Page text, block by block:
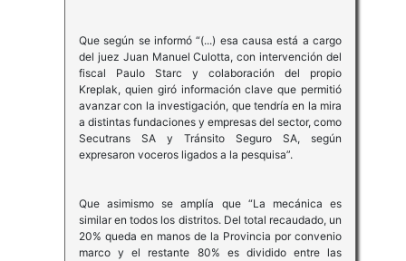
Que según se informó “(...) esa causa está a cargo
del juez Juan Manuel Culotta, con intervención del
fiscal Paulo Starc y colaboración del propio
Kreplak, quien giró información clave que permitió
avanzar con la investigación, que tendría en la mira
a distintas fundaciones y empresas del sector, como
Secutrans SA y Tránsito Seguro SA, según
expresaron voceros ligados a la pesquisa”.
Que asimismo se amplía que “La mecánica es
similar en todos los distritos. Del total recaudado, un
20% queda en manos de la Provincia por convenio
marco y el restante 80% es dividido entre las